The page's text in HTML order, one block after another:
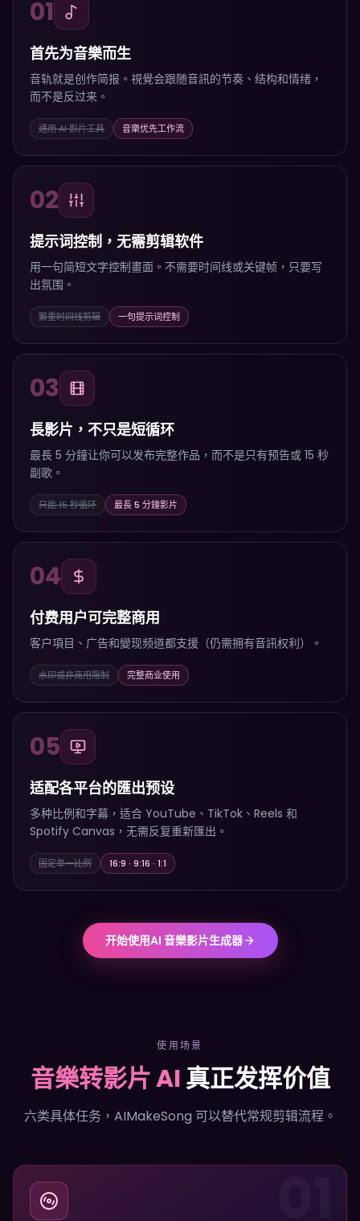
01
首先为音樂而生
音轨就是创作简报。視覺会跟随音訊的节奏、结构和情绪，
而不是反过来。
通用 AI 影片工具 音樂优先工作流
02
提示词控制，无需剪辑软件
用一句简短文字控制畫面。不需要时间线或关键帧，只要写
出氛围。
繁重时间线剪辑 一句提示词控制
03
長影片，不只是短循环
最長 5 分鐘让你可以发布完整作品，而不是只有预告或 15 秒
副歌。
只能 15 秒循环 最長 5 分鐘影片
04
付费用户可完整商用
客户項目、广告和變现频道都支援（仍需拥有音訊权利）。
水印或非商用限制 完整商业使用
05
适配各平台的匯出预设
多种比例和字幕，适合 YouTube、TikTok、Reels 和
Spotify Canvas，无需反复重新匯出。
固定单一比例 16:9 · 9:16 · 1:1
开始使用AI 音樂影片生成器
使用场景
音樂转影片 AI真正发挥价值
六类具体任务，AIMakeSong 可以替代常规剪辑流程。